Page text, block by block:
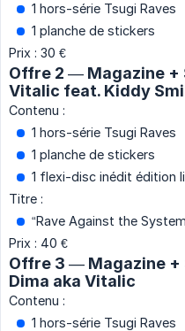
1 hors-série Tsugi Raves
1 planche de stickers
Prix : 30 €
Offre 2 — Magazine +
Vitalic feat. Kiddy
Contenu :
1 hors-série Tsugi Raves
1 planche de stickers
1 flexi-disc inédit édition
Titre :
“Rave Against the
Prix : 40 €
Offre 3 — Magazine
Dima aka Vitalic
Contenu :
1 hors-série Tsugi Raves